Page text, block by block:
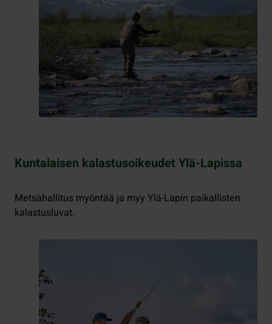
Kuntalaisen kalastusoikeudet Ylä-Lapissa
Metsähallitus myöntää ja myy Ylä-Lapin paikallisten
kalastusluvat.